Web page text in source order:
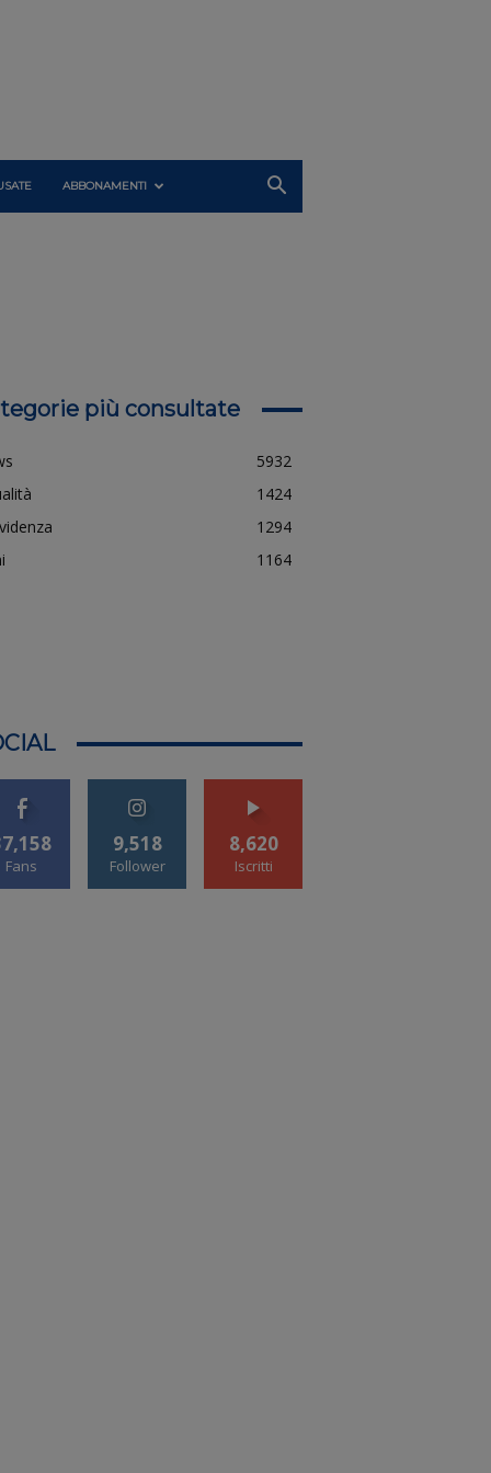
ABBONAMENTI
più consultate
5932
1424
1294
1164
Fans
9,518
Follower
8,620
Iscritti